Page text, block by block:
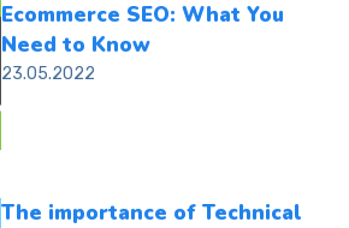
Ecommerce SEO: What You
Need to Know
23.05.2022
The importance of Technical